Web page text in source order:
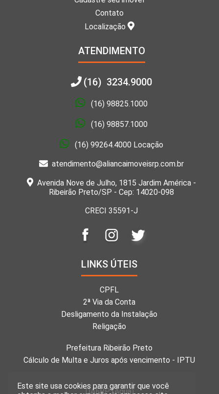
Este site usa cookies para garantir que você
Contato
Localização
ATENDIMENTO
(16) 3234.9000
(16) 98825.1000
(16) 98857.1000
(16) 99264.4000 Locação
atendimento@aliancaimoveisrp.com.br
Avenida Nove de Julho, 1815 Jardim América -
Ribeirão Preto/SP - Cep: 14020-098
CRECI 35591-J
LINKS ÚTEIS
CPFL
2ª Via da Conta
Desligamento da Instalação
Religação
Prefeitura Ribeirão Preto
Cálculo de Multa e Juros após vencimento - IPTU
DAERP (Água)